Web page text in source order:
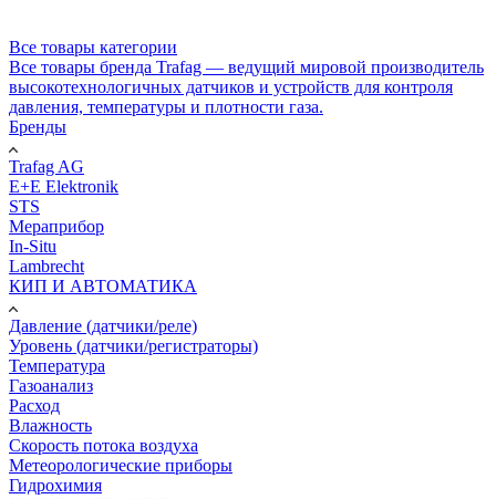
Все товары категории
Все товары бренда Trafag — ведущий мировой производитель
высокотехнологичных датчиков и устройств для контроля
давления, температуры и плотности газа.
Бренды
Trafag AG
E+E Elektronik
STS
Мераприбор
In-Situ
Lambrecht
КИП И АВТОМАТИКА
Давление (датчики/реле)
Уровень (датчики/регистраторы)
Температура
Газоанализ
Расход
Влажность
Скорость потока воздуха
Метеорологические приборы
Гидрохимия